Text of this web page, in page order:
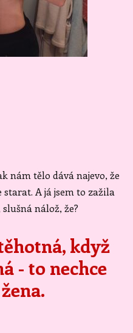
nám tělo dává najevo, že
starat. A já jsem to zažila
nálož, že?
když
- to nechce